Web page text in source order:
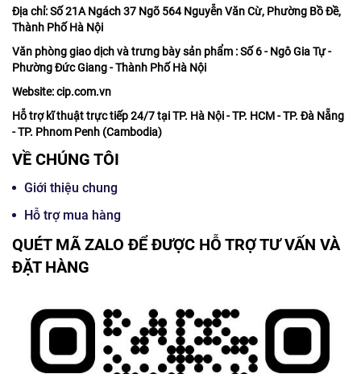
Địa chỉ: Số 21A Ngách 37 Ngõ 564 Nguyễn Văn Cừ, Phường Bồ Đề,
Thành Phố Hà Nội
Văn phòng giao dịch và trưng bày sản phẩm : Số 6 - Ngô Gia Tự -
Phường Đức Giang - Thành Phố Hà Nội
Website: cip.com.vn
Hỗ trợ kĩ thuật trực tiếp 24/7 tại TP. Hà Nội - TP. HCM - TP. Đà Nẵng
- TP. Phnom Penh (Cambodia)
VỀ CHÚNG TÔI
Giới thiệu chung
Hỗ trợ mua hàng
QUÉT MÃ ZALO ĐỂ ĐƯỢC HỖ TRỢ TƯ VẤN VÀ
ĐẶT HÀNG